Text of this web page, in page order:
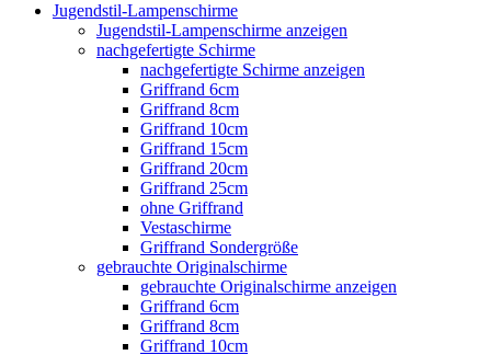
Jugendstil-Lampenschirme
Jugendstil-Lampenschirme anzeigen
nachgefertigte Schirme
nachgefertigte Schirme anzeigen
Griffrand 6cm
Griffrand 8cm
Griffrand 10cm
Griffrand 15cm
Griffrand 20cm
Griffrand 25cm
ohne Griffrand
Vestaschirme
Griffrand Sondergröße
gebrauchte Originalschirme
gebrauchte Originalschirme anzeigen
Griffrand 6cm
Griffrand 8cm
Griffrand 10cm